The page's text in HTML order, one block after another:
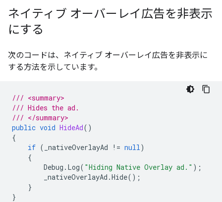
ネイティブ オーバーレイ広告を非表示
にする
次のコードは、ネイティブ オーバーレイ広告を非表示に
する方法を示しています。
/// <summary>
/// Hides the ad.
/// </summary>
public void HideAd()
{
if ( _nativeOverlayAd != null)
{
Debug . Log( "Hiding Native Overlay ad." );
_nativeOverlayAd .Hide();
}
}